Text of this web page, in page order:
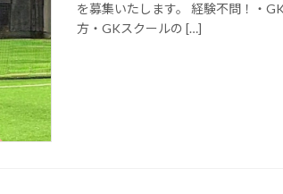
を募集いたします。 経験不問！・
方・GKスクールの […]